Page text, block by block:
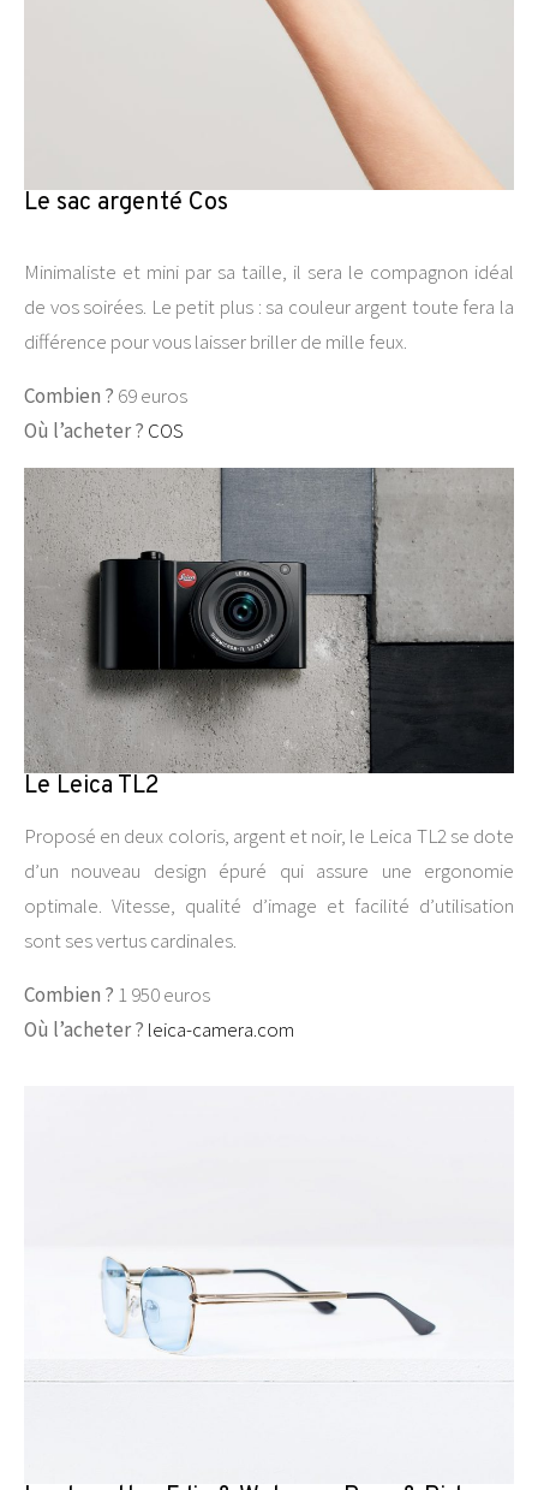
Le sac argenté Cos
Minimaliste et mini par sa taille, il sera le compagnon idéal
de vos soirées. Le petit plus : sa couleur argent toute fera la
différence pour vous laisser briller de mille feux.
Combien ? 69 euros
Où l’acheter ? COS
Le Leica TL2
Proposé en deux coloris, argent et noir, le Leica TL2 se dote
d’un nouveau design épuré qui assure une ergonomie
optimale. Vitesse, qualité d’image et facilité d’utilisation
sont ses vertus cardinales.
Combien ? 1 950 euros
Où l’acheter ? leica-camera.com